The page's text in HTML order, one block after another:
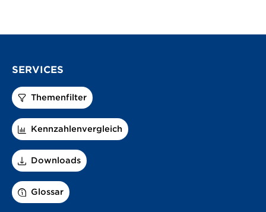
SERVICES
Themenfilter
Kennzahlenvergleich
Downloads
Glossar